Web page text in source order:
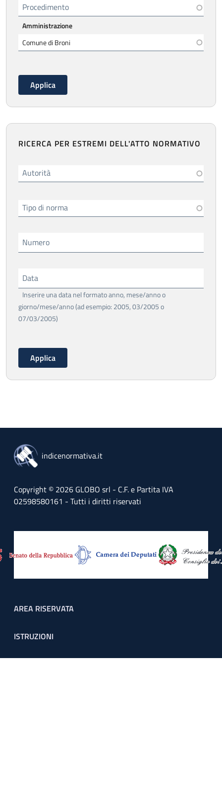
Procedimento
Amministrazione
RICERCA PER ESTREMI DELL'ATTO NORMATIVO
Autorità
Tipo di norma
Numero
Data
Inserire una data nel formato anno, mese/anno o
giorno/mese/anno (ad esempio: 2005, 03/2005 o
07/03/2005)
indicenormativa.it
Copyright © 2026 GLOBO srl - C.F. e Partita IVA
02598580161 - Tutti i diritti riservati
Footer menu
AREA RISERVATA
ISTRUZIONI